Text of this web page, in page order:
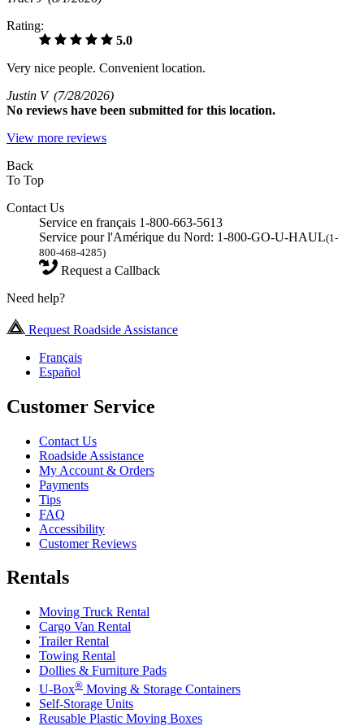
Rating:
5.0
Very nice people. Convenient location.
Justin V (7/28/2026)
No reviews have been submitted for this location.
View more reviews
Back
To Top
Contact Us
Service en français 1-800-663-5613
Service pour l'Amérique du Nord: 1-800-GO-U-HAUL(1-
800-468-4285)
Request a Callback
Need help?
Request Roadside Assistance
Français
Español
Customer Service
Contact Us
Roadside Assistance
My Account & Orders
Payments
Tips
FAQ
Accessibility
Customer Reviews
Rentals
Moving Truck Rental
Cargo Van Rental
Trailer Rental
Towing Rental
Dollies & Furniture Pads
U-Box® Moving & Storage Containers
Self-Storage Units
Reusable Plastic Moving Boxes